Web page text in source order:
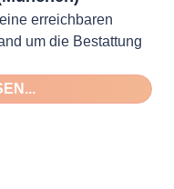
erreichbaren
um die Bestattung